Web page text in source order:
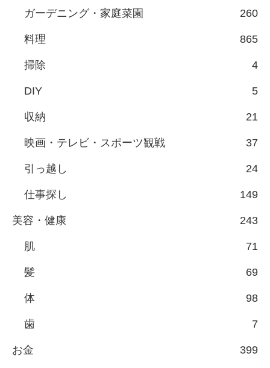
ガーデニング・家庭菜園 260
料理 865
掃除 4
DIY 5
収納 21
映画・テレビ・スポーツ観戦 37
引っ越し 24
仕事探し 149
美容・健康 243
肌 71
髪 69
体 98
歯 7
お金 399